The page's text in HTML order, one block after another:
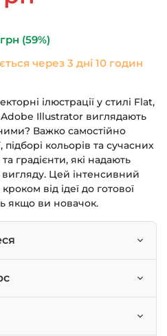
грн (59%)
через 3 дні 10 годин
ілюстрації у стилі Flat,
Illustrator виглядають
Важко самостійно
кольорів та сучасних
градієнти, які надають
Цей інтенсивний
від ідеї до готової
якщо ви новачок.
референси та
інструментами Adobe